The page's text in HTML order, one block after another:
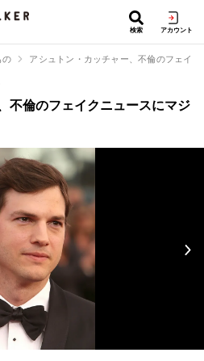
検索 アカウント
の アシュトン・カッチャー、不倫のフェイ
不倫のフェイクニュースにマジ